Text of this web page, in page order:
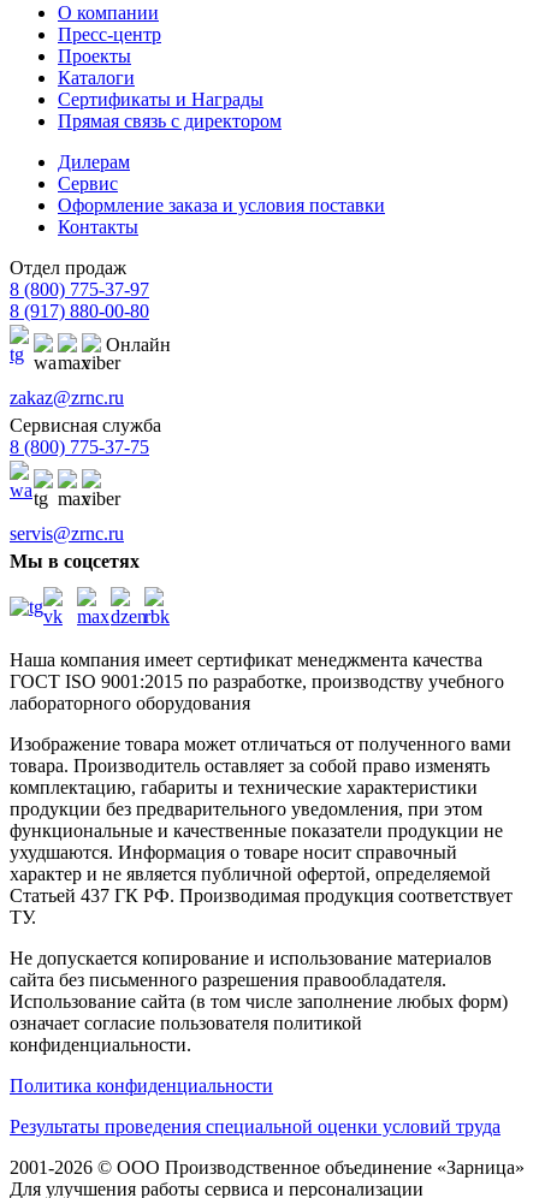
О компании
Пресс-центр
Проекты
Каталоги
Сертификаты и Награды
Прямая связь с директором
Дилерам
Сервис
Оформление заказа и условия поставки
Контакты
Отдел продаж
8 (800) 775-37-97
8 (917) 880-00-80
Онлайн
zakaz@zrnc.ru
Сервисная служба
8 (800) 775-37-75
servis@zrnc.ru
Мы в соцсетях
Наша компания имеет сертификат менеджмента качества
ГОСТ ISO 9001:2015 по разработке, производству учебного
лабораторного оборудования
Изображение товара может отличаться от полученного вами
товара. Производитель оставляет за собой право изменять
комплектацию, габариты и технические характеристики
продукции без предварительного уведомления, при этом
функциональные и качественные показатели продукции не
ухудшаются. Информация о товаре носит справочный
характер и не является публичной офертой, определяемой
Статьей 437 ГК РФ. Производимая продукция соответствует
ТУ.
Не допускается копирование и использование материалов
сайта без письменного разрешения правообладателя.
Использование сайта (в том числе заполнение любых форм)
означает согласие пользователя политикой
конфиденциальности.
Политика конфиденциальности
Результаты проведения специальной оценки условий труда
2001-2026 © ООО Производственное объединение «Зарница»
Для улучшения работы сервиса и персонализации